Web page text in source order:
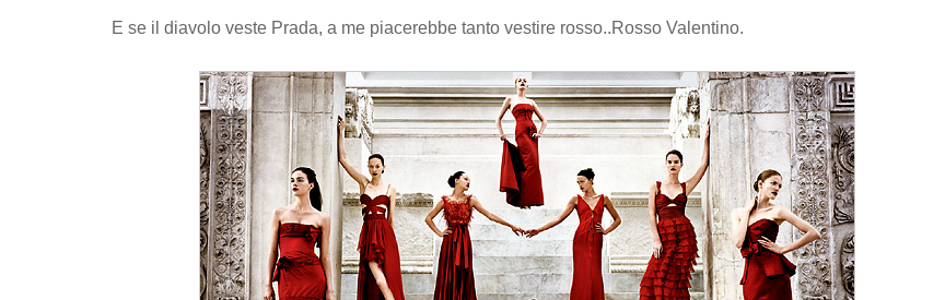
E se il diavolo veste Prada, a me piacerebbe tanto vestire rosso..Rosso Valentino.